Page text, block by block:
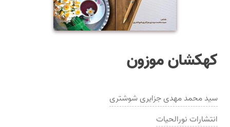
کهکشان موزون
سید محمد مهدی جزایری شوشتری
انتشارات نورالحيات